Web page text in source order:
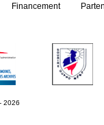
Financement
2026